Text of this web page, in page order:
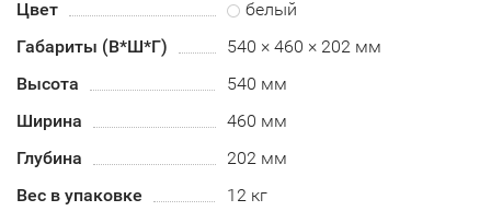
Цвет
белый
Габариты (В*Ш*Г)
540 × 460 × 202 мм
Высота
540 мм
Ширина
460 мм
Глубина
202 мм
Вес в упаковке
12 кг